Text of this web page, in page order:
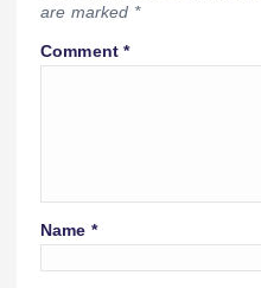
are marked *
Comment*
Name *